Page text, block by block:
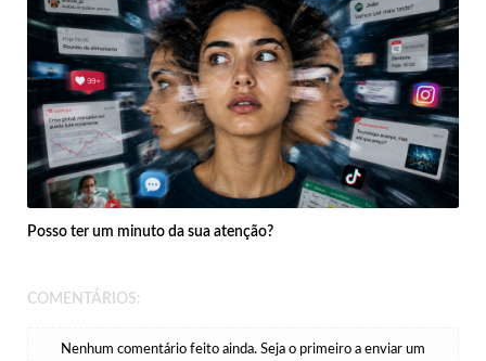
Posso ter um minuto da sua atenção?
COMENTÁRIOS:
Nenhum comentário feito ainda. Seja o primeiro a enviar um